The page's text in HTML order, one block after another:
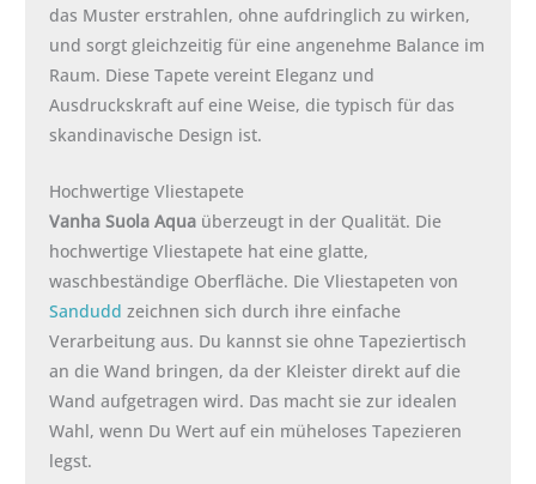
das Muster erstrahlen, ohne aufdringlich zu wirken,
und sorgt gleichzeitig für eine angenehme Balance im
Raum. Diese Tapete vereint Eleganz und
Ausdruckskraft auf eine Weise, die typisch für das
skandinavische Design ist.
Hochwertige Vliestapete
Vanha Suola Aqua überzeugt in der Qualität. Die
hochwertige Vliestapete hat eine glatte,
waschbeständige Oberfläche. Die Vliestapeten von
Sandudd zeichnen sich durch ihre einfache
Verarbeitung aus. Du kannst sie ohne Tapeziertisch
an die Wand bringen, da der Kleister direkt auf die
Wand aufgetragen wird. Das macht sie zur idealen
Wahl, wenn Du Wert auf ein müheloses Tapezieren
legst.